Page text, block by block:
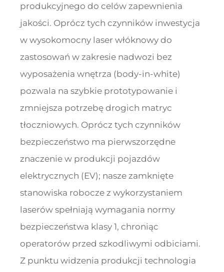
produkcyjnego do celów zapewnienia
jakości. Oprócz tych czynników inwestycja
w wysokomocny laser włóknowy do
zastosowań w zakresie nadwozi bez
wyposażenia wnętrza (body-in-white)
pozwala na szybkie prototypowanie i
zmniejsza potrzebę drogich matryc
tłoczniowych. Oprócz tych czynników
bezpieczeństwo ma pierwszorzędne
znaczenie w produkcji pojazdów
elektrycznych (EV); nasze zamknięte
stanowiska robocze z wykorzystaniem
laserów spełniają wymagania normy
bezpieczeństwa klasy 1, chroniąc
operatorów przed szkodliwymi odbiciami.
Z punktu widzenia produkcji technologia